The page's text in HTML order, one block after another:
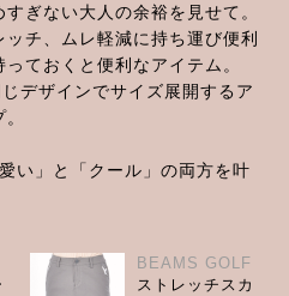
ぎない大人の余裕を見せて。
チ、ムレ軽減に持ち運び便利
ておくと便利なアイテム。
デザインでサイズ展開するア
い」と「クール」の両方を叶
BEAMS GOLF
ストレッチスカ